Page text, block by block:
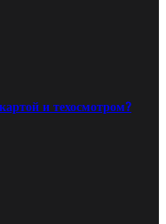
и техосмотром?